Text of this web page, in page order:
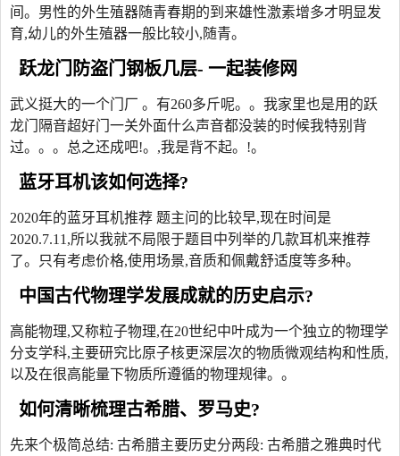
间。男性的外生殖器随青春期的到来雄性激素增多才明显发
育,幼儿的外生殖器一般比较小,随青。
跃龙门防盗门钢板几层- 一起装修网
武义挺大的一个门厂 。有260多斤呢。。我家里也是用的跃
龙门隔音超好门一关外面什么声音都没装的时候我特别背
过。。。总之还成吧!。,我是背不起。!。
蓝牙耳机该如何选择?
2020年的蓝牙耳机推荐 题主问的比较早,现在时间是
2020.7.11,所以我就不局限于题目中列举的几款耳机来推荐
了。只有考虑价格,使用场景,音质和佩戴舒适度等多种。
中国古代物理学发展成就的历史启示?
高能物理,又称粒子物理,在20世纪中叶成为一个独立的物理学
分支学科,主要研究比原子核更深层次的物质微观结构和性质,
以及在很高能量下物质所遵循的物理规律。。
如何清晰梳理古希腊、罗马史?
先来个极简总结: 古希腊主要历史分两段: 古希腊之雅典时代